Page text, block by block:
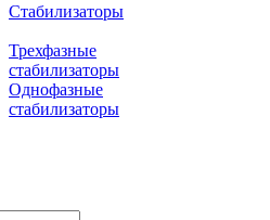
Стабилизаторы
Трехфазные
стабилизаторы
Однофазные
стабилизаторы